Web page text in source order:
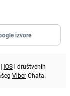
izvore
| iOS i društvenih
ViberChata.